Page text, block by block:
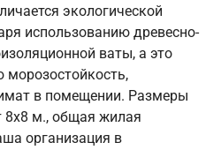
экологической
использованию древесно-
ваты, а это
морозостойкость,
в помещении. Размеры
8х8 м., общая жилая
организация в